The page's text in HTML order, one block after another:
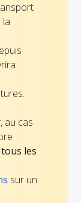
, au cas
les
sur un